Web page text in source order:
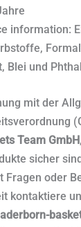
information:
Blei und
mit der
Team GmbH
sicher
Fragen oder
kontaktiere